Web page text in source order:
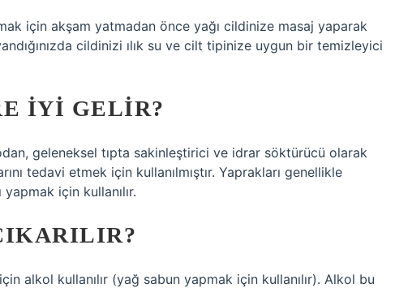
için akşam yatmadan önce yağı cildinize masaj yaparak
cildinizi ılık su ve cilt tipinize uygun bir temizleyici
IYI GELIR?
geleneksel tıpta sakinleştirici ve idrar söktürücü olarak
tedavi etmek için kullanılmıştır. Yaprakları genellikle
için kullanılır.
alkol kullanılır (yağ sabun yapmak için kullanılır). Alkol bu